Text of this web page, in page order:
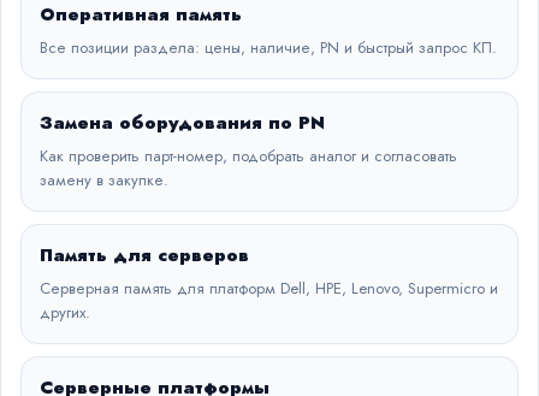
Оперативная память
Все позиции раздела: цены, наличие, PN и быстрый запрос КП.
Замена оборудования по PN
Как проверить парт-номер, подобрать аналог и согласовать
замену в закупке.
Память для серверов
Серверная память для платформ Dell, HPE, Lenovo, Supermicro и
других.
Серверные платформы